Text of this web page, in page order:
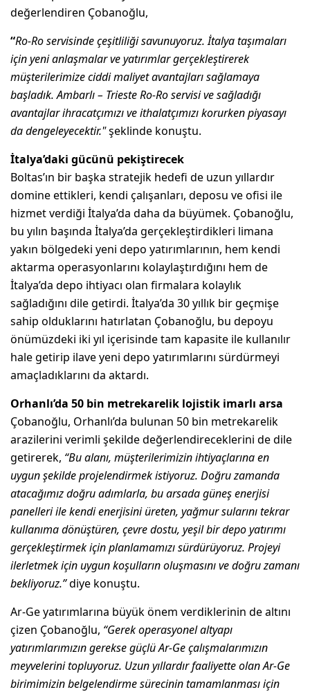
değerlendiren Çobanoğlu,
“Ro-Ro servisinde çeşitliliği savunuyoruz. İtalya taşımaları
için yeni anlaşmalar ve yatırımlar gerçekleştirerek
müşterilerimize ciddi maliyet avantajları sağlamaya
başladık. Ambarlı – Trieste Ro-Ro servisi ve sağladığı
avantajlar ihracatçımızı ve ithalatçımızı korurken piyasayı
da dengeleyecektir."şeklinde konuştu.
İtalya’daki gücünü pekiştirecek
Boltas’ın bir başka stratejik hedefi de uzun yıllardır
domine ettikleri, kendi çalışanları, deposu ve ofisi ile
hizmet verdiği İtalya’da daha da büyümek. Çobanoğlu,
bu yılın başında İtalya’da gerçekleştirdikleri limana
yakın bölgedeki yeni depo yatırımlarının, hem kendi
aktarma operasyonlarını kolaylaştırdığını hem de
İtalya’da depo ihtiyacı olan firmalara kolaylık
sağladığını dile getirdi. İtalya’da 30 yıllık bir geçmişe
sahip olduklarını hatırlatan Çobanoğlu, bu depoyu
önümüzdeki iki yıl içerisinde tam kapasite ile kullanılır
hale getirip ilave yeni depo yatırımlarını sürdürmeyi
amaçladıklarını da aktardı.
Orhanlı’da 50 bin metrekarelik lojistik imarlı arsa
Çobanoğlu, Orhanlı’da bulunan 50 bin metrekarelik
arazilerini verimli şekilde değerlendireceklerini de dile
getirerek, “Bu alanı, müşterilerimizin ihtiyaçlarına en
uygun şekilde projelendirmek istiyoruz. Doğru zamanda
atacağımız doğru adımlarla, bu arsada güneş enerjisi
panelleri ile kendi enerjisini üreten, yağmur sularını tekrar
kullanıma dönüştüren, çevre dostu, yeşil bir depo yatırımı
gerçekleştirmek için planlamamızı sürdürüyoruz. Projeyi
ilerletmek için uygun koşulların oluşmasını ve doğru zamanı
bekliyoruz.”diye konuştu.
Ar-Ge yatırımlarına büyük önem verdiklerinin de altını
çizen Çobanoğlu, “Gerek operasyonel altyapı
yatırımlarımızın gerekse güçlü Ar-Ge çalışmalarımızın
meyvelerini topluyoruz. Uzun yıllardır faaliyette olan Ar-Ge
birimimizin belgelendirme sürecinin tamamlanması için